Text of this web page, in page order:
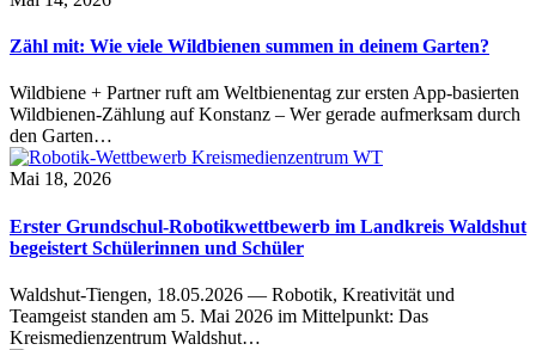
Zähl mit: Wie viele Wildbienen summen in deinem Garten?
Wildbiene + Partner ruft am Weltbienentag zur ersten App-basierten
Wildbienen-Zählung auf Konstanz – Wer gerade aufmerksam durch
den Garten…
Mai 18, 2026
Erster Grundschul-Robotikwettbewerb im Landkreis Waldshut
begeistert Schülerinnen und Schüler
Waldshut-Tiengen, 18.05.2026 — Robotik, Kreativität und
Teamgeist standen am 5. Mai 2026 im Mittelpunkt: Das
Kreismedienzentrum Waldshut…